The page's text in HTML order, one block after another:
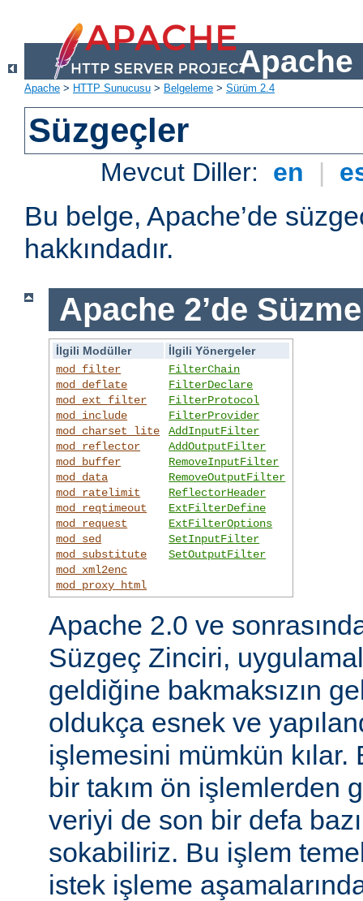
Apache
Apache > HTTP Sunucusu > Belgeleme > Sürüm 2.4
Süzgeçler
Mevcut Diller: en |
Bu belge, Apache’de
hakkındadır.
Apache 2’de
İlgili Modüller
İlgili Yönergeler
mod_filter
mod_deflate
mod_ext_filter
mod_include
mod_charset_lite
mod_reflector
mod_buffer
mod_data
mod_ratelimit
mod_reqtimeout
mod_request
mod_sed
mod_substitute
mod_xml2enc
mod_proxy_html
FilterChain
FilterDeclare
FilterProtocol
FilterProvider
AddInputFilter
AddOutputFilter
RemoveInputFilter
RemoveOutputFilter
ReflectorHeader
ExtFilterDefine
ExtFilterOptions
SetInputFilter
SetOutputFilter
Apache 2.0 ve
Süzgeç Zinciri,
geldiğine bakmaksızın
oldukça esnek ve
işlemesini mümkün
bir takım ön işlemlerden
veriyi de son bir defa
sokabiliriz. Bu işlem
istek işleme